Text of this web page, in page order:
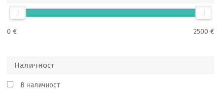
0 € 2500 €
Наличност
В наличност